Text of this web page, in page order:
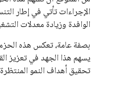
الوافدة وزيادة معدلات
بصفة عامة، تعكس هذه
يسهم هذا الجهد في تعزيز
تحقيق أهداف النمو المنتظرة